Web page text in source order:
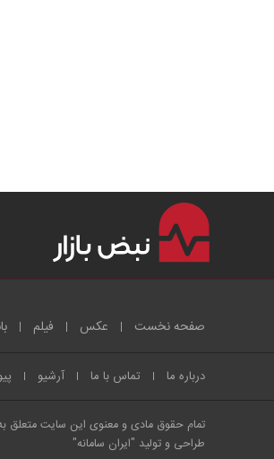
صفحه نخست عکس فیلم
درباره ما تماس با ما آرشیو
تمام حقوق مادی و معنوی این سایت متعلق به
طراحی و تولید "ایران سامانه"